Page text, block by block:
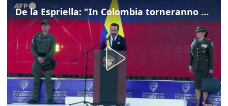
De la Espriella: "In Colombia torneranno ordine, autorità e libertà"